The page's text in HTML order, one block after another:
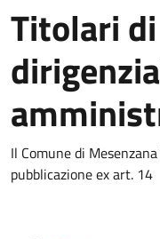
Titolari
Il Comune di
pubblicazione ex art. 14